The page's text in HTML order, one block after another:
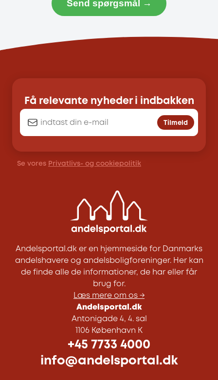
Send spørgsmål →
Få relevante nyheder i indbakken
Tilmeld
Se vores Privatlivs- og cookiepolitik
Andelsportal.dk er en hjemmeside for Danmarks
andelshavere og andelsboligforeninger. Her kan
de finde alle de informationer, de har eller får
brug for.
Læs mere om os →
Andelsportal.dk
Antonigade 4, 4. sal
1106 København K
+45 7733 4000
info@andelsportal.dk